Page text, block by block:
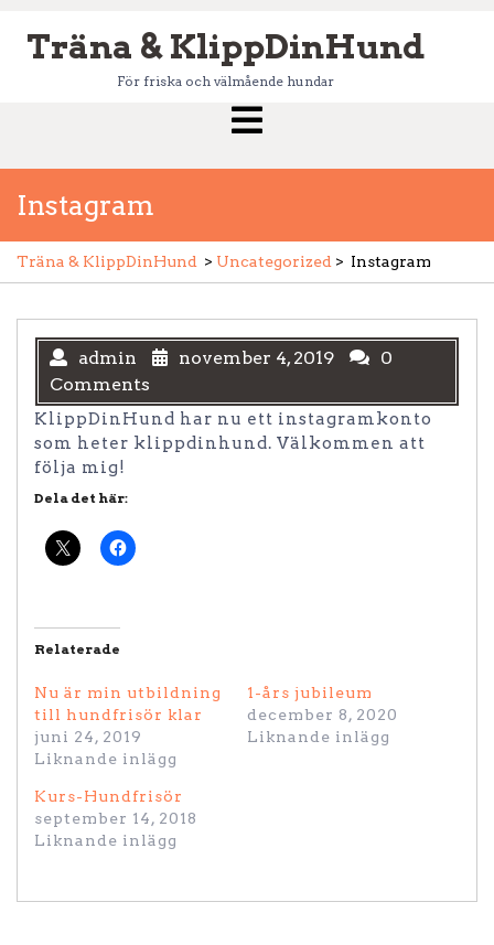
content
Träna & KlippDinHund
För friska och välmående hundar
Open
Menu
Instagram
Träna & KlippDinHund > Uncategorized > Instagram
admin november 4, 2019
0
Comments
KlippDinHund har nu ett instagramkonto
som heter klippdinhund. Välkommen att
följa mig!
Dela det här:
Relaterade
Nu är min utbildning
till hundfrisör klar
juni 24, 2019
Liknande inlägg
1-års jubileum
december 8, 2020
Liknande inlägg
Kurs-Hundfrisör
september 14, 2018
Liknande inlägg